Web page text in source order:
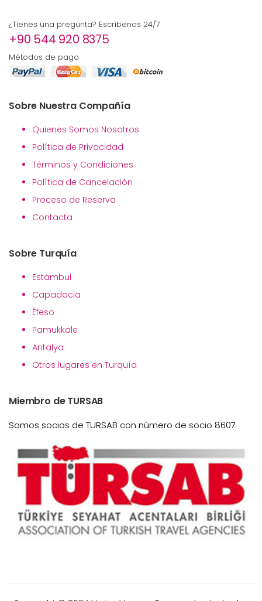
¿Tienes una pregunta? Escribenos 24/7
+90 544 920 8375
Métodos de pago
Sobre Nuestra Compañía
Quienes Somos Nosotros
Política de Privacidad
Términos y Condiciones
Política de Cancelación
Proceso de Reserva
Contacta
Sobre Turquía
Estambul
Capadocia
Éfeso
Pamukkale
Antalya
Otros lugares en Turquía
Miembro de TURSAB
Somos socios de TURSAB con número de socio 8607